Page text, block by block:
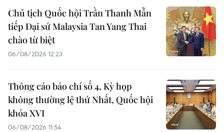
Chủ tịch Quốc hội Trần Thanh Mẫn
tiếp Đại sứ Malaysia Tan Yang Thai
chào từ biệt
06/08/2026 12:23
Thông cáo báo chí số 4, Kỳ họp
không thường lệ thứ Nhất, Quốc hội
khóa XVI
06/08/2026 11:54